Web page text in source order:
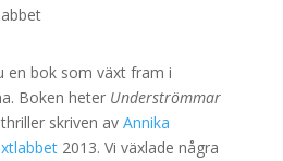
en bok som växt fram i
Boken heter Underströmmar
skriven av Annika
2013. Vi växlade några